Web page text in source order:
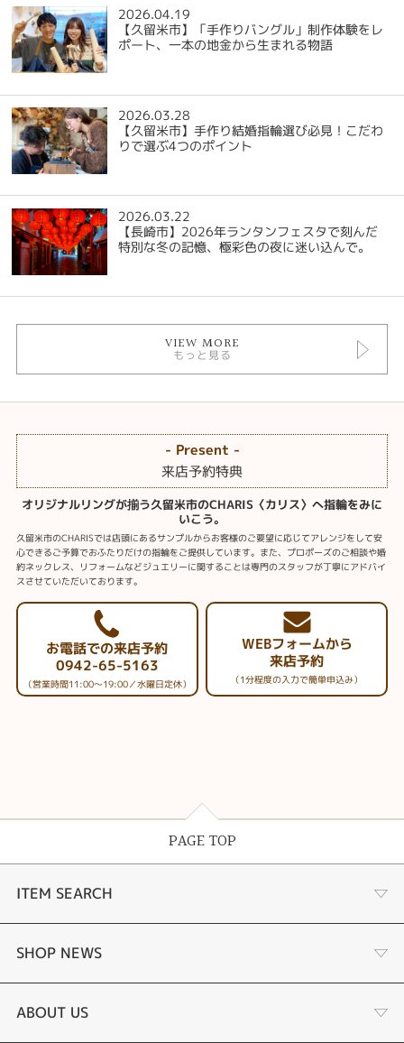
2026.04.19
【久留米市】「手作りバングル」制作体験をレ
ポート、一本の地金から生まれる物語
2026.03.28
【久留米市】手作り結婚指輪選び必見！こだわ
りで選ぶ4つのポイント
2026.03.22
【長崎市】2026年ランタンフェスタで刻んだ
特別な冬の記憶、極彩色の夜に迷い込んで。
VIEW MORE
もっと見る
- Present -
来店予約特典
オリジナルリングが揃う久留米市のCHARIS〈カリス〉へ指輪をみに
いこう。
久留米市のCHARISでは店頭にあるサンプルからお客様のご要望に応じてアレンジをして安
心できるご予算でおふたりだけの指輪をご提供しています。また、プロポーズのご相談や婚
約ネックレス、リフォームなどジュエリーに関することは専門のスタッフが丁寧にアドバイ
スさせていただいております。
お電話での来店予約
0942-65-5163
（営業時間11:00～19:00／水曜日定休）
WEBフォームから
来店予約
（1分程度の入力で簡単申込み）
PAGE TOP
ITEM SEARCH
婚約指輪
手作り婚約指輪
SHOP NEWS
デジタルジュエリー®とは
ABOUT US